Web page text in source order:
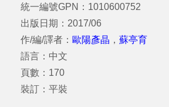
統一編號GPN：1010600752
出版日期：2017/06
作/編/譯者： 歐陽彥晶 ， 蘇亭育
語言：中文
頁數：170
裝訂：平裝